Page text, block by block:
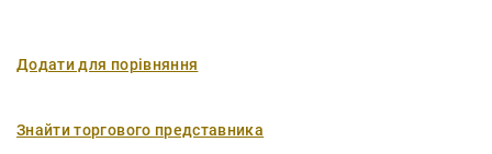
Додати для порівняння
Знайти торгового представника